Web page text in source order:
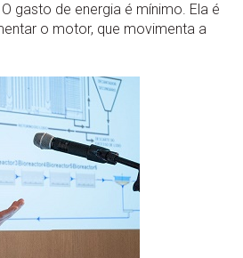
gasto de energia é mínimo. Ela é
o motor, que movimenta a